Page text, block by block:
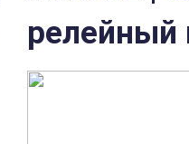
релейный